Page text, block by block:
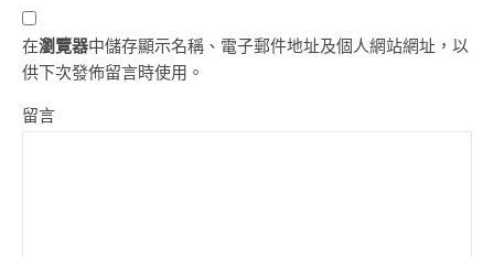
在瀏覽器中儲存顯示名稱、電子郵件地址及個人網站網址，以
供下次發佈留言時使用。
留言